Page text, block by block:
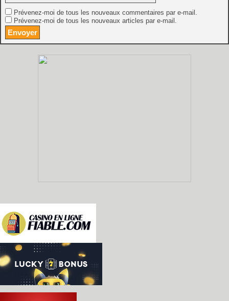
Prévenez-moi de tous les nouveaux commentaires par e-mail.
Prévenez-moi de tous les nouveaux articles par e-mail.